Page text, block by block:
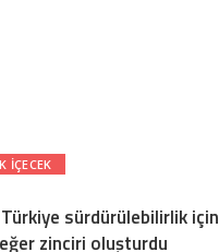
IÇECEK
sürdürülebilirlik için
zinciri oluşturdu